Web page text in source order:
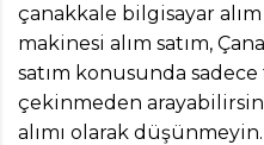
çanakkale bilgisayar
makinesi alım satım,
satım konusunda
çekinmeden
alımı olarak düşünmeyin.